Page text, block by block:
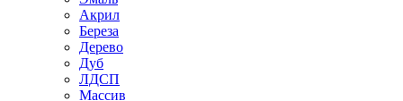
Акрил
Береза
Дерево
Дуб
ЛДСП
Массив